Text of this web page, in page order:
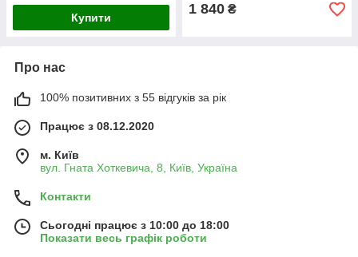
Купити
1 840 ₴
Про нас
100% позитивних з 55 відгуків за рік
Працює з 08.12.2020
м. Київ
вул. Гната Хоткевича, 8, Київ, Україна
Контакти
Сьогодні працює з 10:00 до 18:00
Показати весь графік роботи